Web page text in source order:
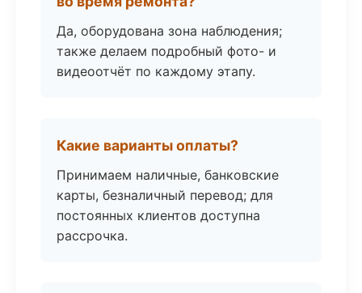
Да, оборудована зона наблюдения;
также делаем подробный фото- и
видеоотчёт по каждому этапу.
Какие варианты оплаты?
Принимаем наличные, банковские
карты, безналичный перевод; для
постоянных клиентов доступна
рассрочка.